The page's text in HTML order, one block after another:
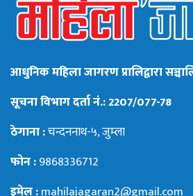
आधुनिक महिला जागरण प्रालिद्वारा
सूचना विभाग दर्ता नं.: 2207/077-78
ठेगाना :चन्दननाथ-५, जुम्ला
फोन :9868336712
इमेल :mahilajagaran2@gmail.com